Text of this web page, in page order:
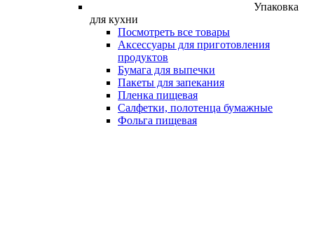
Упаковка
для кухни
Посмотреть все товары
Аксессуары для приготовления
продуктов
Бумага для выпечки
Пакеты для запекания
Пленка пищевая
Салфетки, полотенца бумажные
Фольга пищевая